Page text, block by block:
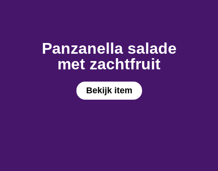
Bekijk item
Panzanella salade
met zachtfruit